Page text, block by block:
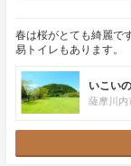
春は桜がとても綺麗で
易トイレもあります。
いこい
薩摩川内